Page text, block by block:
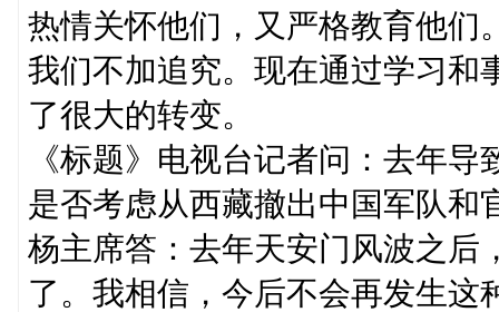
热情关怀他们，又严格教育他们
我们不加追究。现在通过学习和
了很大的转变。
《标题》电视台记者问：去年
是否考虑从西藏撤出中国军队和
杨主席答：去年天安门风波之后
了。我相信，今后不会再发生这